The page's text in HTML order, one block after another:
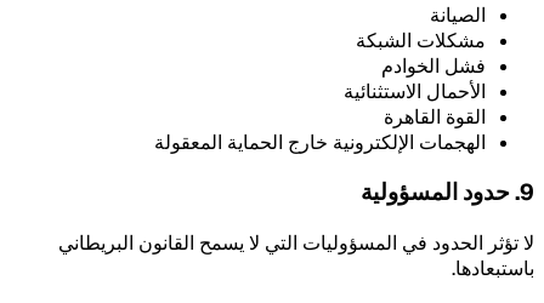
الصيانة
مشكلات الشبكة
فشل الخوادم
الأحمال الاستثنائية
القوة القاهرة
الهجمات الإلكترونية خارج الحماية المعقولة
9. حدود المسؤولية
لا تؤثر الحدود في المسؤوليات التي لا يسمح القانون البريطاني
باستبعادها.